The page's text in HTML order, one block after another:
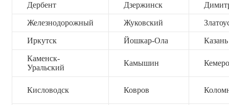
Дербент Дзержинск
Железнодорожный Жуковский
Иркутск Йошкар-Ола Казань
Каменск-
Уральский
Камышин
Кисловодск Ковров